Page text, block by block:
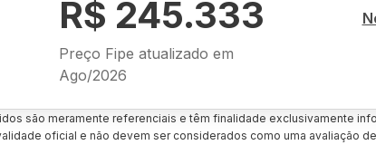
R$ 245.333
Preço Fipe atualizado em
Ago/2026
são meramente referenciais e têm finalidade exclusivamente
oficial e não devem ser considerados como uma avaliação